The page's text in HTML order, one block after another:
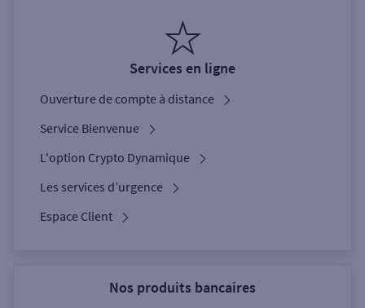
Services en ligne
Ouverture de compte à distance
Service Bienvenue
L'option Crypto Dynamique
Les services d’urgence
Espace Client
Nos produits bancaires